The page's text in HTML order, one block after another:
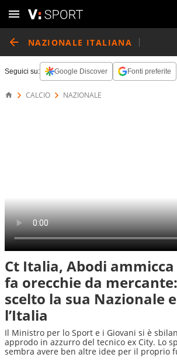
NAZIONALE ITALIANA
Seguici su: Google Discover Fonti preferite
CALCIO NAZIONALE
Ct Italia, Abodi
fa orecchie da
scelto la sua Nazionale
l’Italia
Il Ministro per lo Sport e i Giovani si è
approdo in azzurro del tecnico ex City. Lo
sembra avere ben altre idee per il proprio